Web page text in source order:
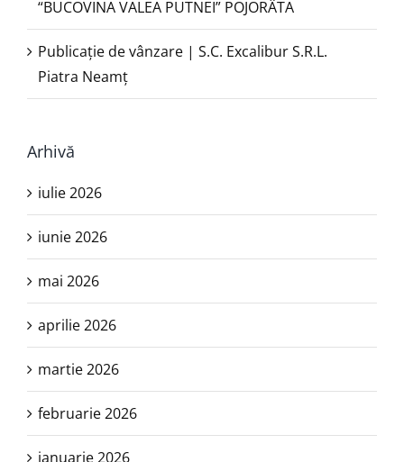
“BUCOVINA VALEA PUTNEI” POJORÂTA
Publicație de vânzare | S.C. Excalibur S.R.L.
Piatra Neamţ
Arhivă
iulie 2026
iunie 2026
mai 2026
aprilie 2026
martie 2026
februarie 2026
ianuarie 2026